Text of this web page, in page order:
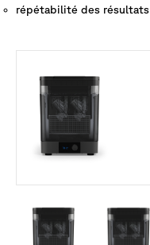
répétabilité des résultats